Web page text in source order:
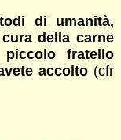
di umanità,
della carne
fratello
accolto (cfr